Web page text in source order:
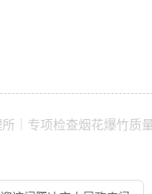
｜专项检查烟花爆竹质